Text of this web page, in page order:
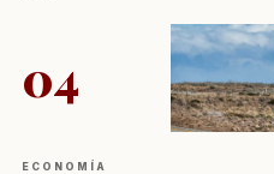
04
ECONOMÍA